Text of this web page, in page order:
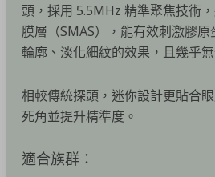
頭，採用 5.5MHz 精準聚焦技術
膜層（SMAS），能有效刺激膠
輪廓、淡化細紋的效果，且幾乎
相較傳統探頭，迷你設計更貼合
死角並提升精準度。
適合族群：